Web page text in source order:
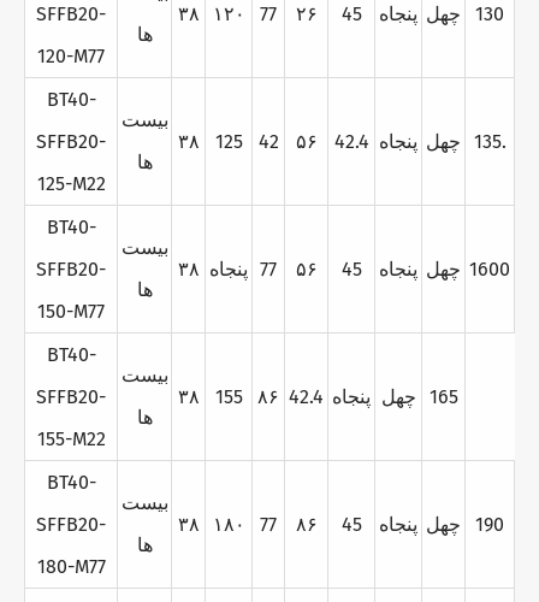
SFFB20-
120-M77
ها
۳۸ ۱۲۰ 77 ۲۶ 45 پنجاه چهل 130
BT40-
SFFB20-
125-M22
بيست
ها
۳۸ 125 42 ۵۶ 42.4 پنجاه چهل 135.
BT40-
SFFB20-
150-M77
بيست
ها
۳۸ پنجاه 77 ۵۶ 45 پنجاه چهل 1600
BT40-
SFFB20-
155-M22
بيست
ها
۳۸ 155 ۸۶ 42.4 پنجاه چهل 165
BT40-
SFFB20-
180-M77
بيست
ها
۳۸ ۱۸۰ 77 ۸۶ 45 پنجاه چهل 190